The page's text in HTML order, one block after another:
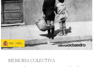
MEMORIA COLECTIVA